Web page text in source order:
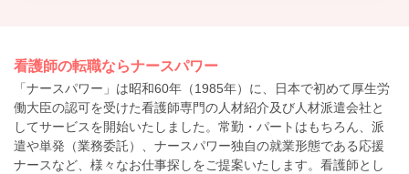
看護師の転職ならナースパワー
「ナースパワー」は昭和60年（1985年）に、日本で初めて厚生労
働大臣の認可を受けた看護師専門の人材紹介及び人材派遣会社と
してサービスを開始いたしました。常勤・パートはもちろん、派
遣や単発（業務委託）、ナースパワー独自の就業形態である応援
ナースなど、様々なお仕事探しをご提案いたします。看護師とし